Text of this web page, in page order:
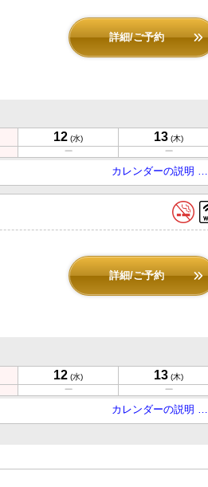
詳細/ご予約
12 (水) 13 (木)
カレンダーの説明 …
詳細/ご予約
12 (水) 13 (木)
カレンダーの説明 …